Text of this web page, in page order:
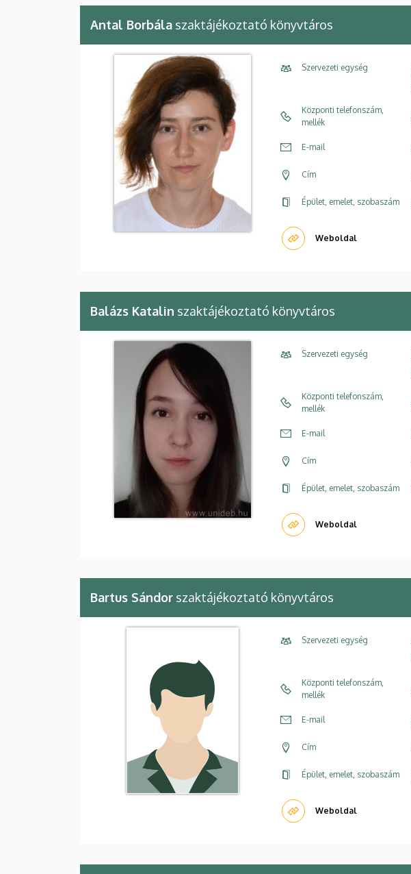
Antal Borbála szaktájékoztató könyvtáros
Szervezeti egység
Központi telefonszám,
mellék
E-mail
Cím
Épület, emelet, szobaszám
Weboldal
Balázs Katalin szaktájékoztató könyvtáros
Szervezeti egység
Központi telefonszám,
mellék
E-mail
Cím
Épület, emelet, szobaszám
Weboldal
Bartus Sándor szaktájékoztató könyvtáros
Szervezeti egység
Központi telefonszám,
mellék
E-mail
Cím
Épület, emelet, szobaszám
Weboldal